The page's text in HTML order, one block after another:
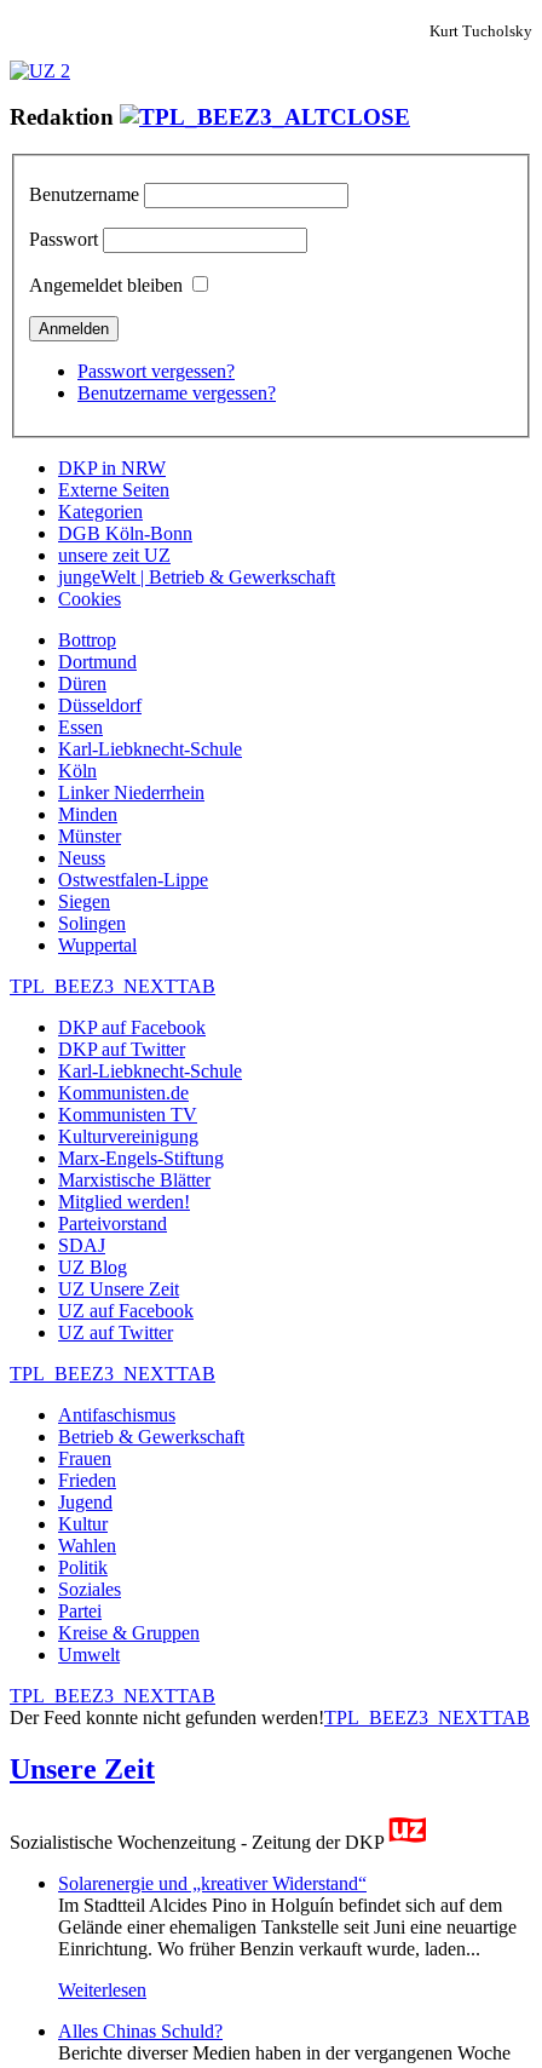
Kurt Tucholsky
Redaktion
Benutzername
Passwort
Angemeldet bleiben
Passwort vergessen?
Benutzername vergessen?
DKP in NRW
Externe Seiten
Kategorien
DGB Köln-Bonn
unsere zeit UZ
jungeWelt | Betrieb & Gewerkschaft
Cookies
Bottrop
Dortmund
Düren
Düsseldorf
Essen
Karl-Liebknecht-Schule
Köln
Linker Niederrhein
Minden
Münster
Neuss
Ostwestfalen-Lippe
Siegen
Solingen
Wuppertal
TPL_BEEZ3_NEXTTAB
DKP auf Facebook
DKP auf Twitter
Karl-Liebknecht-Schule
Kommunisten.de
Kommunisten TV
Kulturvereinigung
Marx-Engels-Stiftung
Marxistische Blätter
Mitglied werden!
Parteivorstand
SDAJ
UZ Blog
UZ Unsere Zeit
UZ auf Facebook
UZ auf Twitter
TPL_BEEZ3_NEXTTAB
Antifaschismus
Betrieb & Gewerkschaft
Frauen
Frieden
Jugend
Kultur
Wahlen
Politik
Soziales
Partei
Kreise & Gruppen
Umwelt
TPL_BEEZ3_NEXTTAB
Der Feed konnte nicht gefunden werden!TPL_BEEZ3_NEXTTAB
Unsere Zeit
Sozialistische Wochenzeitung - Zeitung der DKP
Solarenergie und „kreativer Widerstand“
Im Stadtteil Alcides Pino in Holguín befindet sich auf dem
Gelände einer ehemaligen Tankstelle seit Juni eine neuartige
Einrichtung. Wo früher Benzin verkauft wurde, laden...
Weiterlesen
Alles Chinas Schuld?
Berichte diverser Medien haben in der vergangenen Woche